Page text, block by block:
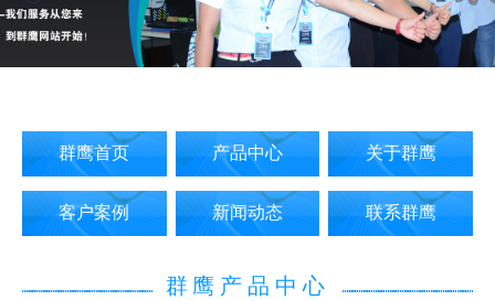
群鹰首页 产品中心 关于群鹰
客户案例 新闻动态 联系群鹰
群鹰产品中心